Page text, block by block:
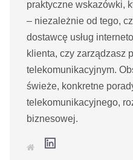
praktyczne wskazówki,
– niezależnie od tego,
dostawcę usług
klienta, czy zarządzasz
telekomunikacyjnym.
świeże, konkretne
telekomunikacyjnego,
biznesowej.